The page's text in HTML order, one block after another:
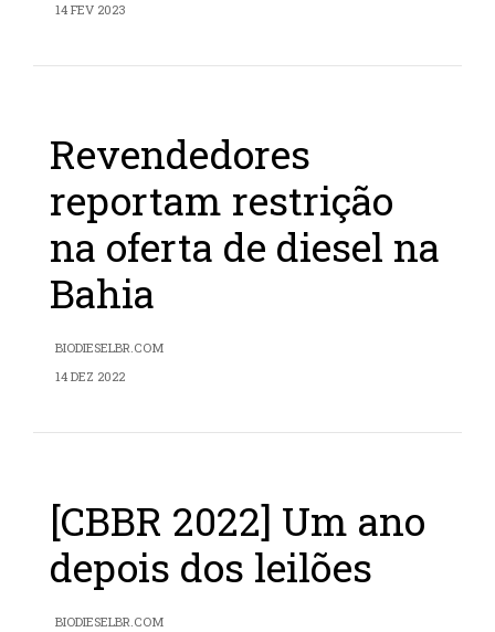
14 FEV 2023
Revendedores
reportam restrição
na oferta de diesel na
Bahia
BIODIESELBR.COM
14 DEZ 2022
[CBBR 2022] Um ano
depois dos leilões
BIODIESELBR.COM